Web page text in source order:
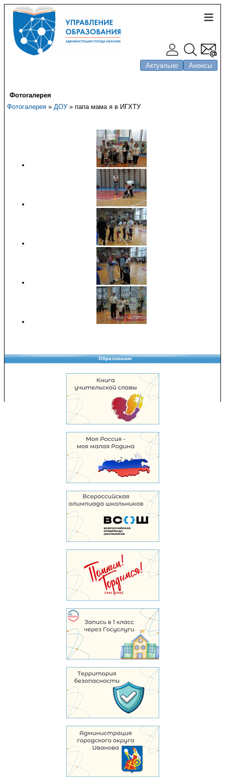
Актуально Анонсы
Фотогалерея
Фотогалерея » ДОУ» папа мама я в ИГХТУ
Образование
Copyright © 2008-2026 Управление образования
Перепечатка и использование материалов возможны только с разрешения
Управления образования.
103,969,597 уникальных посетителей